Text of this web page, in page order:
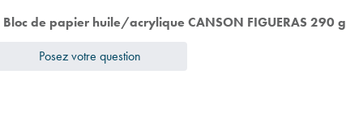
Bloc de papier huile/acrylique CANSON FIGUERAS 290 g
Posez votre question